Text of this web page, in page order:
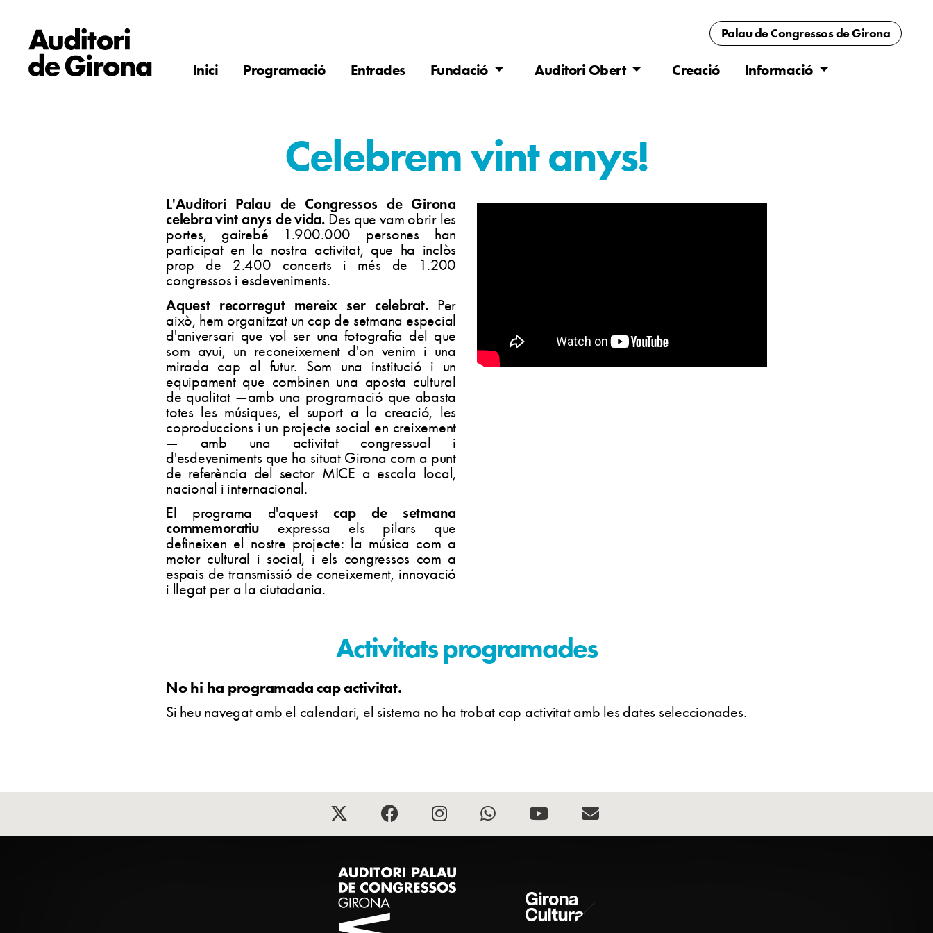
Palau de Congressosde Girona
Inici Programació Entrades Fundació Auditori Obert Creació Informació
Celebrem vint anys!
L'Auditori Palau de Congressos de Girona
celebra vint anys de vida.Des que vam obrir les
portes, gairebé 1.900.000 persones han
participat en la nostra activitat, que ha inclòs
prop de 2.400 concerts i més de 1.200
congressos i esdeveniments.
Aquest recorregut mereix ser celebrat.Per
això, hem organitzat un cap de setmana especial
d'aniversari que vol ser una fotografia del que
som avui, un reconeixement d'on venim i una
mirada cap al futur. Som una institució i un
equipament que combinen una aposta cultural
de qualitat —amb una programació que abasta
totes les músiques, el suport a la creació, les
coproduccions i un projecte social en creixement
— amb una activitat congressual i
d'esdeveniments que ha situat Girona com a punt
de referència del sector MICE a escala local,
nacional i internacional.
El programa d'aquest cap de setmana
commemoratiu expressa els pilars que
defineixen el nostre projecte: la música com a
motor cultural i social, i els congressos com a
espais de transmissió de coneixement, innovació
i llegat per a la ciutadania.
Activitats programades
No hi ha programada cap activitat.
Si heu navegat amb el calendari, el sistema no ha trobat cap activitat amb les dates seleccionades.